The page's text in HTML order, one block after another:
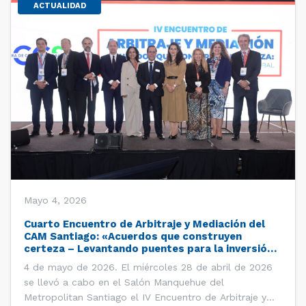
ACTUALIDAD
Mayo 4, 2026
Cuarto Encuentro de Arbitraje y Mediación del
CAM Santiago: «Acuerdos que construyen
certeza – Levantando puentes para la inversión
4 de mayo de 2026. El miércoles 28 de abril de 2026
se llevó a cabo en el Salón Manquehue del
Metropolitan Santiago el IV Encuentro de Arbitraje y